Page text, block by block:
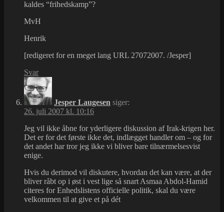
kaldes “frihedskamp”?
MvH
Henrik
[redigeret for en meget lang URL 27072007. /Jesper]
Svar
Jesper Laugesen siger:
26. juli 2007 kl. 10:16
Jeg vil ikke åbne for yderligere diskussion af Irak-krigen her.
Det er for det første ikke det, indlægget handler om – og for
det andet har tror jeg ikke vi bliver bare tilnærmelsesvist
enige.
Hvis du derimod vil diskutere, hvordan det kan være, at der
bliver råbt op i øst i vest lige så snart Asmaa Abdol-Hamid
citeres for Enhedslistens officielle politik, skal du være
velkommen til at give et på dét